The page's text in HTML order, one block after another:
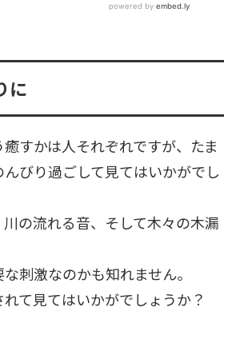
に
すかは人それぞれですが、たま
びり過ごして見てはいかがでし
の流れる音、そして木々の木漏
刺激なのかも知れません。
て見てはいかがでしょうか？